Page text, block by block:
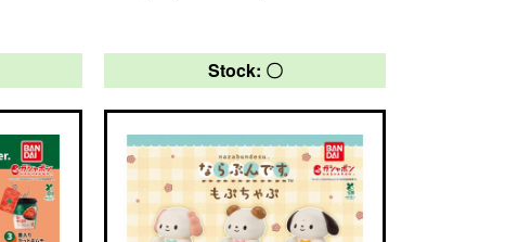
Stock: 〇